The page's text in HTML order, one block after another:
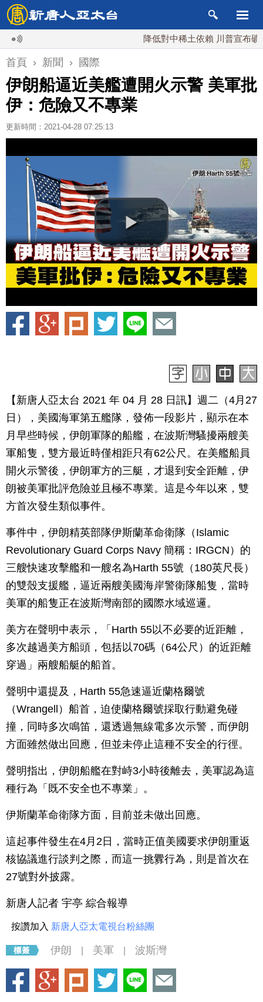
降低對中稀土依賴 川普宣布礦業投資
首頁 › 新聞 › 國際
伊朗船逼近美艦遭開火示警 美軍批
伊：危險又不專業
更新時間：2021-04-28 07:25:13
【新唐人亞太台 2021 年 04 月 28 日訊】週二（4月27
日），美國海軍第五艦隊，發佈一段影片，顯示在本
月早些時候，伊朗軍隊的船艦，在波斯灣騷擾兩艘美
軍船隻，雙方最近時僅相距只有62公尺。在美艦船員
開火示警後，伊朗軍方的三艇，才退到安全距離，伊
朗被美軍批評危險並且極不專業。這是今年以來，雙
方首次發生類似事件。
事件中，伊朗精英部隊伊斯蘭革命衛隊（Islamic
Revolutionary Guard Corps Navy 簡稱：IRGCN）的
三艘快速攻擊艦和一艘名為Harth 55號（180英尺長）
的雙殼支援艦，逼近兩艘美國海岸警衛隊船隻，當時
美軍的船隻正在波斯灣南部的國際水域巡邏。
美方在聲明中表示，「Harth 55以不必要的近距離，
多次越過美方船頭，包括以70碼（64公尺）的近距離
穿過」兩艘船艇的船首。
聲明中還提及，Harth 55急速逼近蘭格爾號
（Wrangell）船首，迫使蘭格爾號採取行動避免碰
撞，同時多次鳴笛，還透過無線電多次示警，而伊朗
方面雖然做出回應，但並未停止這種不安全的行徑。
聲明指出，伊朗船艦在對峙3小時後離去，美軍認為這
種行為「既不安全也不專業」。
伊斯蘭革命衛隊方面，目前並未做出回應。
這起事件發生在4月2日，當時正值美國要求伊朗重返
核協議進行談判之際，而這一挑釁行為，則是首次在
27號對外披露。
新唐人記者 宇亭 綜合報導
按讚加入 新唐人亞太電視台粉絲團
伊朗 美軍 波斯灣